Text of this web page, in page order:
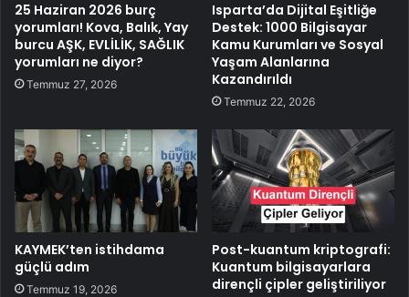
25 Haziran 2026 burç
yorumları! Kova, Balık, Yay
burcu AŞK, EVLİLİK, SAĞLIK
yorumları ne diyor?
Temmuz 27, 2026
Isparta’da Dijital Eşitliğe
Destek: 1000 Bilgisayar
Kamu Kurumları ve Sosyal
Yaşam Alanlarına
Kazandırıldı
Temmuz 22, 2026
KAYMEK’ten istihdama
güçlü adım
Temmuz 19, 2026
Post-kuantum kriptografi:
Kuantum bilgisayarlara
dirençli çipler geliştiriliyor